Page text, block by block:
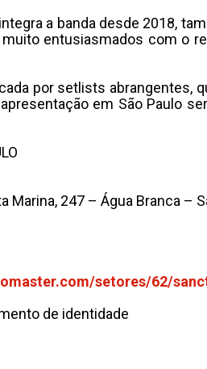
a banda desde 2018,
entusiasmados com o
por setlists abrangentes,
em São Paulo
Marina, 247 – Água Branca –
com/setores/62/
de identidade